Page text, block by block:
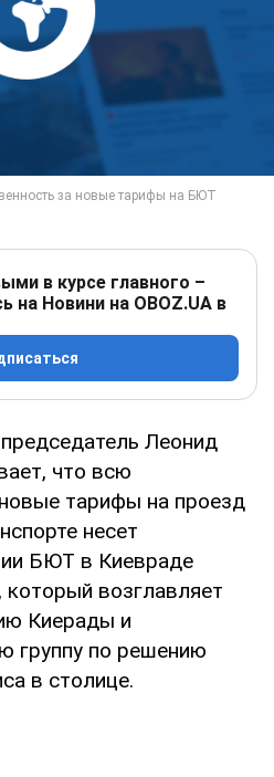
в курсе главного –
на Новини на OBOZ.UA в
Леонид
что всю
тарифы на проезд
несет
БЮТ в Киевраде
возглавляет
Киерады и
группу по решению
в столице.